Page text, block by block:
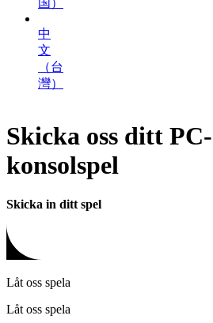
国）
中
文
（台
灣）
Skicka oss ditt
konsolspel
Skicka in ditt spel
Låt oss spela
Låt oss spela